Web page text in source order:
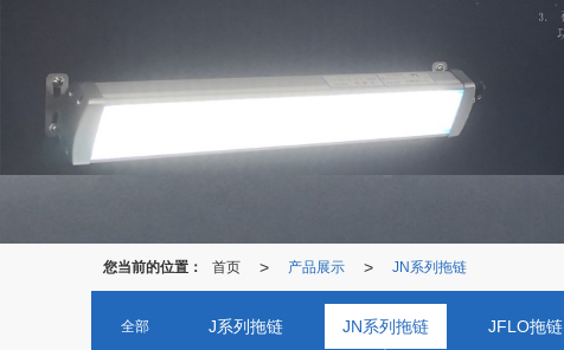
您当前的位置： 首页 > 产品展示 > JN系列拖链
全部 J系列拖链 JN系列拖链 JFLO拖链